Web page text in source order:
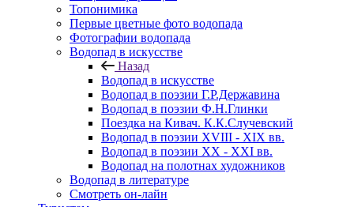
Топонимика
Первые цветные фото водопада
Фотографии водопада
Водопад в искусстве
Назад
Водопад в искусстве
Водопад в поэзии Г.Р.Державина
Водопад в поэзии Ф.Н.Глинки
Поездка на Кивач. К.К.Случевский
Водопад в поэзии XVIII - XIX вв.
Водопад в поэзии XX - XXI вв.
Водопад на полотнах художников
Водопад в литературе
Смотреть он-лайн